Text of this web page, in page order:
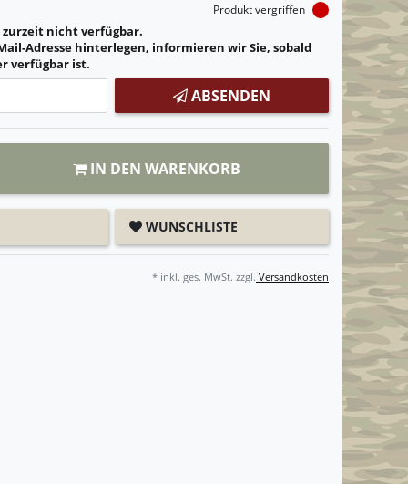
Produkt vergriffen
nicht verfügbar.
Adresse hinterlegen, informieren wir Sie, sobald
verfügbar ist.
ABSENDEN
IN DEN WARENKORB
WUNSCHLISTE
* inkl. ges. MwSt. zzgl. Versandkosten